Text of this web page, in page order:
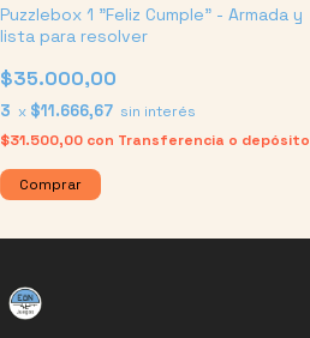
Puzzlebox 1 "Feliz Cumple" - Armada y
lista para resolver
$35.000,00
3 x $11.666,67 sin interés
$31.500,00 con Transferencia o depósito